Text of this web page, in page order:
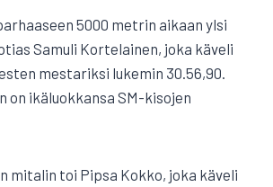
5000 metrin aikaan ylsi
Samuli Kortelainen, joka käveli
mestariksi lukemin 30.56,90.
on ikäluokkansa SM-kisojen
mitalin toi Pipsa Kokko, joka käveli